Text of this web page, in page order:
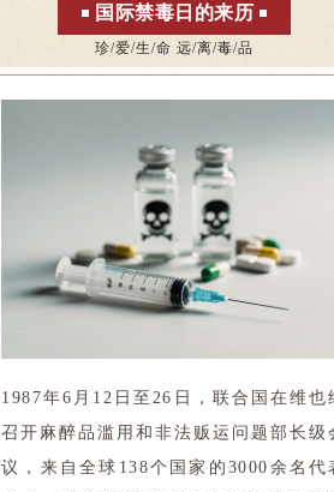
国际禁毒日的来历
珍/爱/生/命 远/离/毒/品
1987年6月12日至26日，联合国在维也
召开麻醉品滥用和非法贩运问题部长级
议，来自全球138个国家的3000余名代